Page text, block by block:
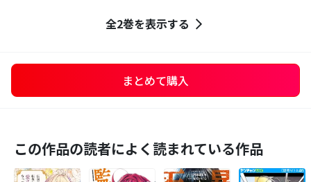
全2巻を表示する
まとめて購入
この作品の読者によく読まれている作品